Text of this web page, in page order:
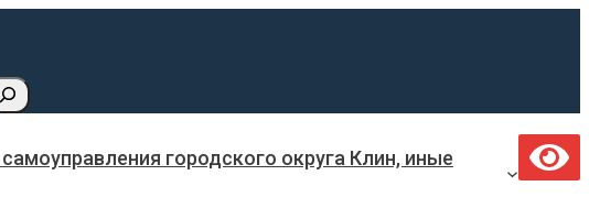
городского округа Клин, иные